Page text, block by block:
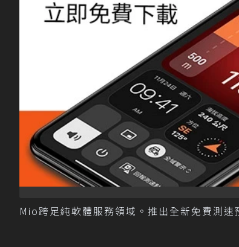
Mio跨足純軟體服務領域。推出全新免費測